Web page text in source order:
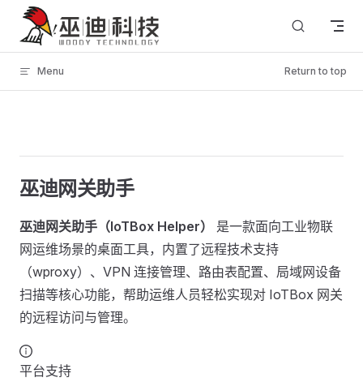
Skip to content
Menu Return to top
巫迪网关助手
巫迪网关助手（IoTBox Helper）
是一款面向工业物联
网运维场景的桌面工具，内置了远程技术支持
（wproxy）、VPN 连接管理、路由表配置、局域网设备
扫描等核心功能，帮助运维人员轻松实现对 IoTBox 网关
的远程访问与管理。
平台支持